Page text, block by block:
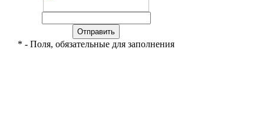
* - Поля, обязательные для заполнения